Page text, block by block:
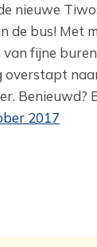
nieuwe
de bus! Met
fijne
overstapt
Benieuwd?
2017